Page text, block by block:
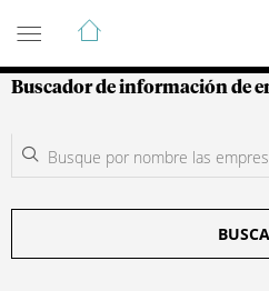
Guía de Empresas
Buscador de información de